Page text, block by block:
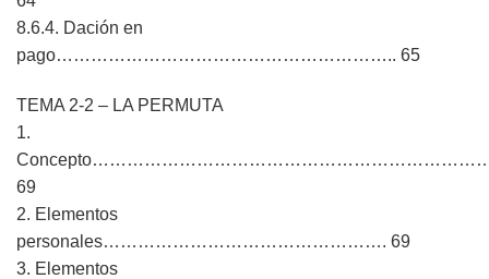
8.6.4. Dación en
pago………………………………………………….. 65
TEMA 2-2 – LA PERMUTA
1.
69
2. Elementos
personales…………………………………………. 69
3. Elementos